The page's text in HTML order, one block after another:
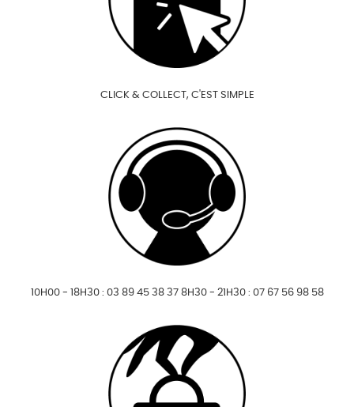
CLICK & COLLECT, C'EST SIMPLE
10H00 - 18H30 : 03 89 45 38 37 8H30 - 21H30 : 07 67 56 98 58